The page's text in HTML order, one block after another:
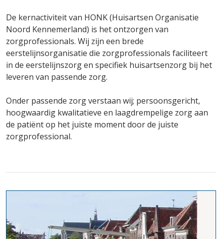
De kernactiviteit van HONK (Huisartsen Organisatie
Noord Kennemerland) is het ontzorgen van
zorgprofessionals. Wij zijn een brede
eerstelijnsorganisatie die zorgprofessionals faciliteert
in de eerstelijnszorg en specifiek huisartsenzorg bij het
leveren van passende zorg.
Onder passende zorg verstaan wij; persoonsgericht,
hoogwaardig kwalitatieve en laagdrempelige zorg aan
de patiënt op het juiste moment door de juiste
zorgprofessional.